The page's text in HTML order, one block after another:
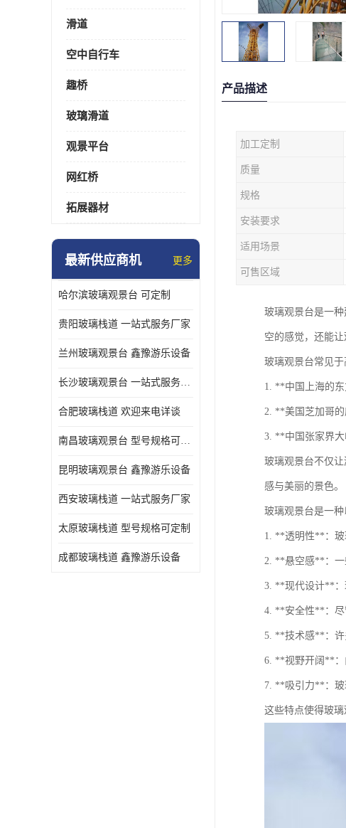
滑道
空中自行车
趣桥
玻璃滑道
观景平台
网红桥
拓展器材
最新供应商机 更多
哈尔滨玻璃观景台 可定制
贵阳玻璃栈道 一站式服务厂家
兰州玻璃观景台 鑫豫游乐设备
长沙玻璃观景台 一站式服务厂家
合肥玻璃栈道 欢迎来电详谈
南昌玻璃观景台 型号规格可定制
昆明玻璃观景台 鑫豫游乐设备
西安玻璃栈道 一站式服务厂家
太原玻璃栈道 型号规格可定制
成都玻璃栈道 鑫豫游乐设备
产品描述
加工定制
质量
规格
安装要求
适用场景
可售区域
玻璃观景台是一
空的感觉，还能让
玻璃观景台常见
1. **中国上海的
2. **美国芝加哥的
3. **中国张家界
玻璃观景台不仅
感与美丽的景色。
玻璃观景台是一
1. **透明性**：玻
2. **悬空感**：一
3. **现代设计**：
4. **安全性**：尽
5. **技术感**：许
6. **视野开阔**：
7. **吸引力**：玻
这些特点使得玻